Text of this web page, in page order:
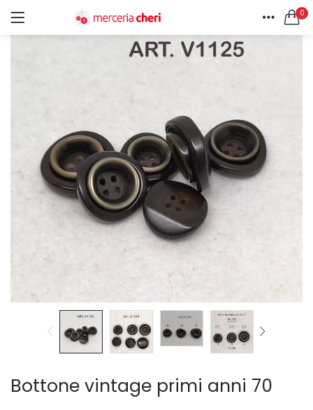
0
HOME
ACCOUNT
ACCEDI REGISTRATI
Ricordami
Password dimenticata?
Accessori merceria (94)
Cesti portalavoro (8)
Aghi e spilli (24)
Applicazioni (26)
Borse (6)
Bottoni Vintage (204)
Lotti di Bottoni vintage (27)
Bottoni/alamari/automatici (46)
Alamari (5)
Calze collant donna (24)
Cappelli (16)
Cerniere lampo / Zip/Fibbie (27)
Elastici (10)
filati cucirini e affini (9)
Fodere (5)
Bottone vintage primi anni 70